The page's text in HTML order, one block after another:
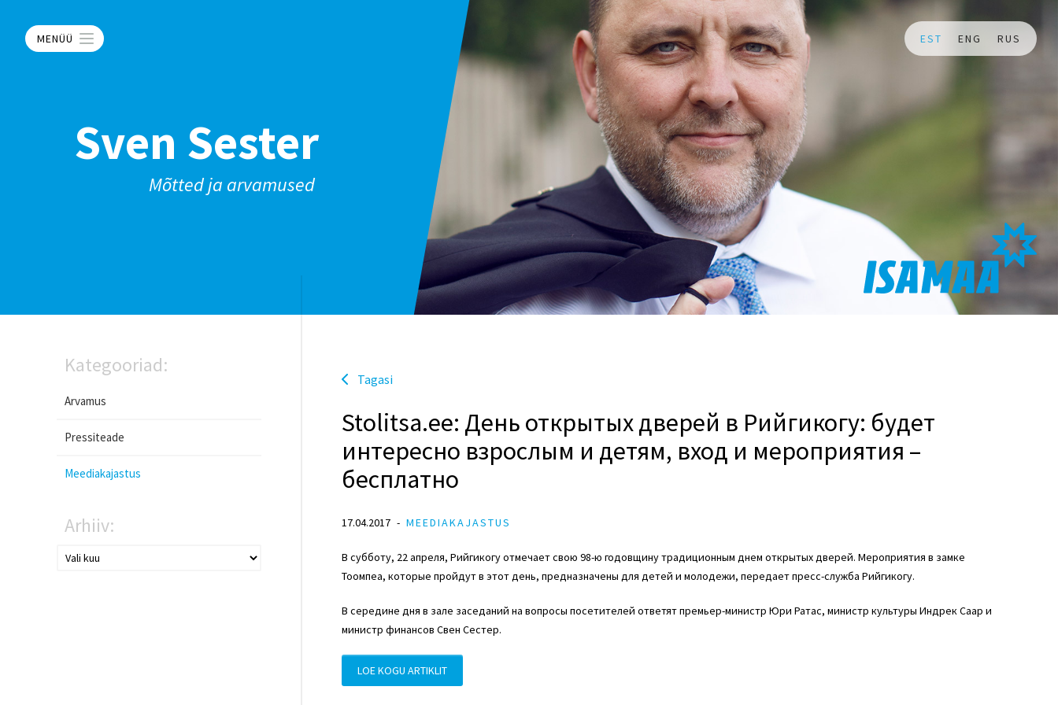
MENÜÜ EST ENG RUS
Sven Sester
Mõtted ja arvamused
Kategooriad:
Arvamus
Pressiteade
Meediakajastus
Arhiiv:
Tagasi
Stolitsa.ee: День открытых дверей в Рийгикогу: будет
интересно взрослым и детям, вход и мероприятия –
бесплатно
17.04.2017 MEEDIAKAJASTUS
В субботу, 22 апреля, Рийгикогу отмечает свою 98-ю годовщину традиционным днем открытых дверей. Мероприятия в замке
Тоомпеа, которые пройдут в этот день, предназначены для детей и молодежи, передает пресс-служба Рийгикогу.
В середине дня в зале заседаний на вопросы посетителей ответят премьер-министр Юри Ратас, министр культуры Индрек Саар и
министр финансов Свен Сестер.
LOE KOGU ARTIKLIT